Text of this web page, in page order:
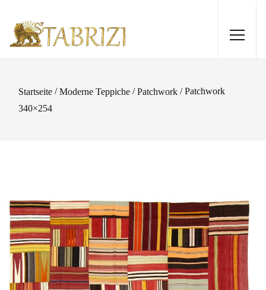
Startseite /Moderne Teppiche /Patchwork / Patchwork
340×254
1.110,00
€ + HINZUFÜGEN